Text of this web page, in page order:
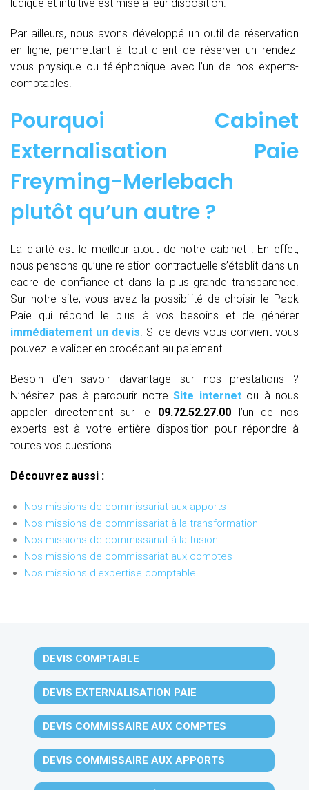
ludique et intuitive est mise à leur disposition.
Par ailleurs, nous avons développé un outil de réservation
en ligne, permettant à tout client de réserver un rendez-
vous physique ou téléphonique avec l’un de nos experts-
comptables.
Pourquoi Cabinet
Externalisation Paie
Freyming-Merlebach
plutôt qu’un autre ?
La clarté est le meilleur atout de notre cabinet ! En effet,
nous pensons qu’une relation contractuelle s’établit dans un
cadre de confiance et dans la plus grande transparence.
Sur notre site, vous avez la possibilité de choisir le Pack
Paie qui répond le plus à vos besoins et de générer
immédiatement un devis . Si ce devis vous convient vous
pouvez le valider en procédant au paiement.
Besoin d’en savoir davantage sur nos prestations ?
N’hésitez pas à parcourir notreSite internet ou à nous
appeler directement sur le 09.72.52.27.00l’un de nos
experts est à votre entière disposition pour répondre à
toutes vos questions.
Découvrez aussi :
Nos missions de commissariat aux apports
Nos missions de commissariat à la transformation
Nos missions de commissariat à la fusion
Nos missions de commissariat aux comptes
Nos missions d'expertise comptable
DEVIS COMPTABLE
DEVIS EXTERNALISATION PAIE
DEVIS COMMISSAIRE AUX COMPTES
DEVIS COMMISSAIRE AUX APPORTS